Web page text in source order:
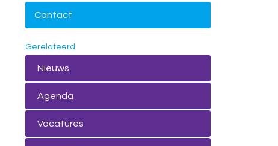
Contact
Gerelateerd
Nieuws
Agenda
Vacatures